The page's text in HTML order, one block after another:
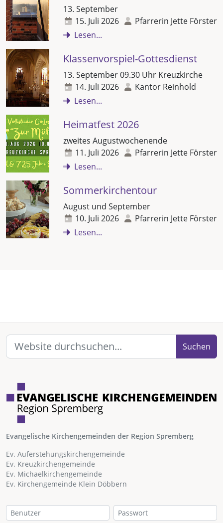
13. September
15. Juli 2026
Pfarrerin Jette Förster
Lesen...
Klassenvorspiel-Gottesdienst
13. September 09.30 Uhr Kreuzkirche
14. Juli 2026
Kantor Reinhold
Lesen...
Heimatfest 2026
zweites Augustwochenende
11. Juli 2026
Pfarrerin Jette Förster
Lesen...
Sommerkirchentour
August und September
10. Juli 2026
Pfarrerin Jette Förster
Lesen...
Suchen
Evangelische Kirchengemeinden der Region Spremberg
Ev. Auferstehungskirchengemeinde
Ev. Kreuzkirchengemeinde
Ev. Michaelkirchengemeinde
Ev. Kirchengemeinde Klein Döbbern